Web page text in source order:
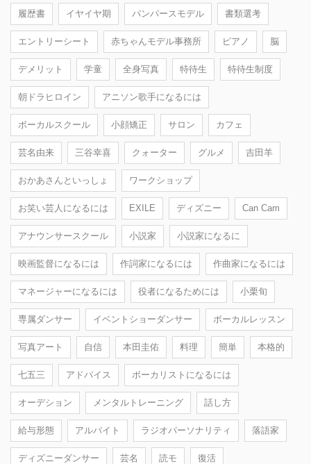
履歴書 イヤイヤ期 パンパースモデル 書類選考
エントリーシート 赤ちゃんモデル事務所 ピアノ 脳
デメリット 学童 全身写真 特待生 特待生制度
朝ドラヒロイン アニソン歌手になるには
ボーカルスクール 小顔矯正 サロン カフェ
芸名由来 三谷幸喜 クォーター グルメ 吉田羊
おかあさんといっしょ ワークショップ
お笑い芸人になるには EXILE ディズニー Can Cam
アナウンサースクール 小説家 小説家になるに
映画監督になるには 作詞家になるには 作曲家になるには
マネージャーになるには 役者になるためには 小栗旬
専属ダンサー イベントショーダンサー ボーカルレッスン
写真アート 自信 本田圭佑 料理 簡単 本格的
七五三 アドバイス ボーカリストになるには
オーデション メンタルトレーニング 話し方
給与形態 アルバイト ラジオパーソナリティ 落語家
ディズニーダンサー 芸名 読モ 復活